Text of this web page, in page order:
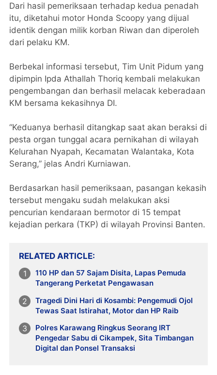
Dari hasil pemeriksaan terhadap kedua penadah
itu, diketahui motor Honda Scoopy yang dijual
identik dengan milik korban Riwan dan diperoleh
dari pelaku KM.
Berbekal informasi tersebut, Tim Unit Pidum yang
dipimpin Ipda Athallah Thoriq kembali melakukan
pengembangan dan berhasil melacak keberadaan
KM bersama kekasihnya DI.
“Keduanya berhasil ditangkap saat akan beraksi di
pesta organ tunggal acara pernikahan di wilayah
Kelurahan Nyapah, Kecamatan Walantaka, Kota
Serang,” jelas Andri Kurniawan.
Berdasarkan hasil pemeriksaan, pasangan kekasih
tersebut mengaku sudah melakukan aksi
pencurian kendaraan bermotor di 15 tempat
kejadian perkara (TKP) di wilayah Provinsi Banten.
RELATED ARTICLE
110 HP dan 57 Sajam Disita, Lapas Pemuda
Tangerang Perketat Pengawasan
Tragedi Dini Hari di Kosambi: Pengemudi Ojol
Tewas Saat Istirahat, Motor dan HP Raib
Polres Karawang Ringkus Seorang IRT
Pengedar Sabu di Cikampek, Sita Timbangan
Digital dan Ponsel Transaksi